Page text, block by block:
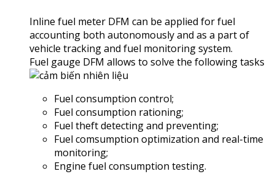
Inline fuel meter DFМ can be applied for fuel
accounting both autonomously and as a part of
vehicle tracking and fuel monitoring system.
Fuel gauge DFM allows to solve the following tasks
Fuel consumption control;
Fuel consumption rationing;
Fuel theft detecting and preventing;
Fuel comsumption optimization and real-time
monitoring;
Engine fuel consumption testing.